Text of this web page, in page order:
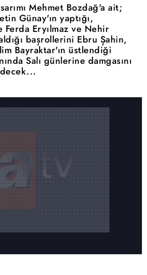
Mehmet Bozdağ'a ait;
Günay'ın yaptığı,
Ferda Eryılmaz ve Nehir
başrollerini Ebru Şahin,
Bayraktar'ın üstlendiği
Salı günlerine damgasını